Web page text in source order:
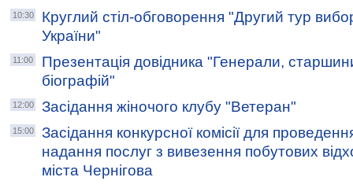
10:30
Круглий стіл-обговорення "Другий тур
України"
11:00
Презентація довідника "Генерали,
біографій"
12:00 Засідання жіночого клубу "Ветеран"
15:00
Засідання конкурсної комісії для
надання послуг з вивезення побутових
міста Чернігова